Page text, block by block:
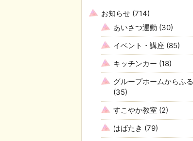
お知らせ (714)
あいさつ運動 (30)
イベント・講座 (85)
キッチンカー (18)
グループホームからふる
(35)
すこやか教室 (2)
はばたき (79)